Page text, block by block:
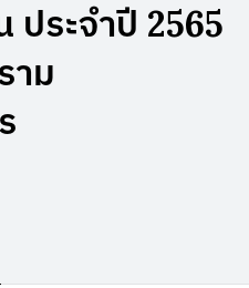
ประจำปี 2565
าม